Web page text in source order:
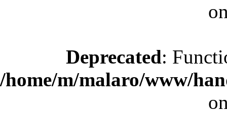
Deprecated:
/home/m/malaro/www/